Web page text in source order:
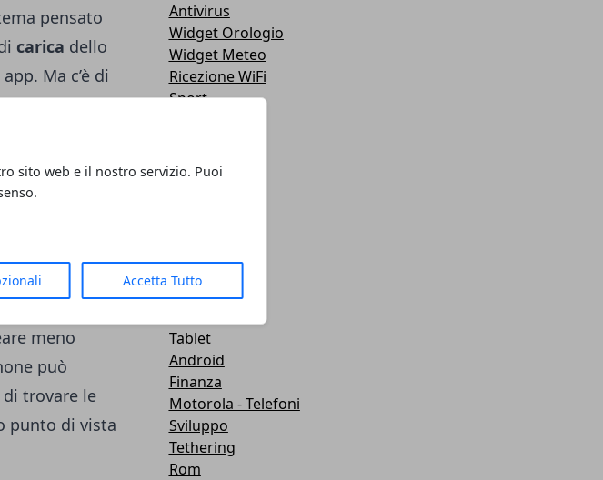
sito web e il nostro servizio. Puoi
Accetta Tutto
pensato
carica dello
Ma c’è di
istruzioni
questa
che
la
non adatta
su
View
meno
può
trovare le
punto di vista
Antivirus
Widget Orologio
Widget Meteo
Ricezione WiFi
Sport
Emulazione
Cardboard VR
Firmware
Tablet
Android
Finanza
Motorola - Telefoni
Sviluppo
Tethering
Rom